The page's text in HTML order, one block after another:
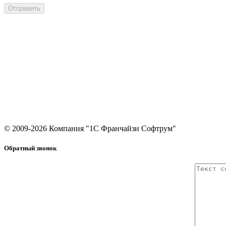
© 2009-2026 Компания "1С Франчайзи Софтрум"
Обратный звонок